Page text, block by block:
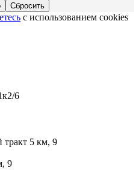
с использованием cookies
6
5 км, 9
9